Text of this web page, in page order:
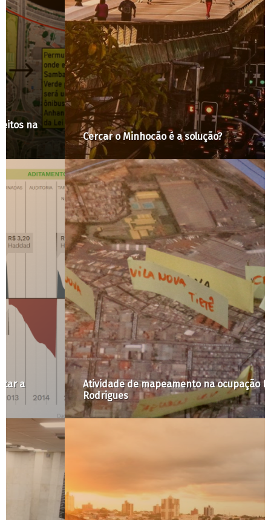
Cercar o Minhocão é a solução?
Atividade de mapeamento na ocupação Douglas
Rodrigues